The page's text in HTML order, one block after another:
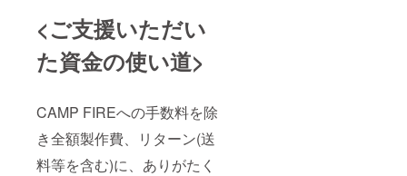
<ご支援いただい
た資金の使い道>
CAMP FIREへの手数料を除
き全額製作費、リターン(送
料等を含む)に、ありがたく